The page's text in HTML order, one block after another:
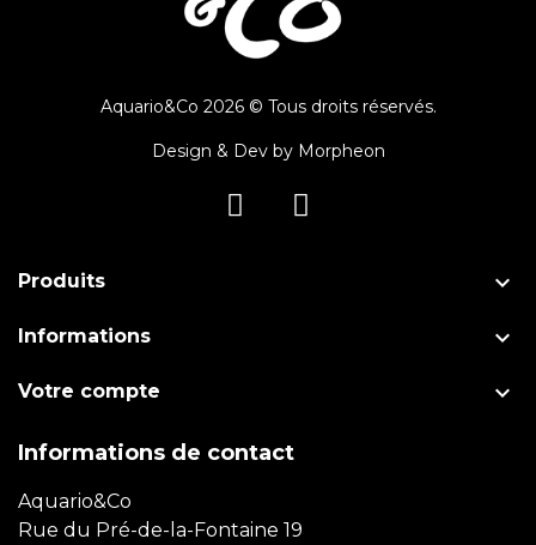
Aquario&Co 2026 © Tous droits réservés.
Design & Dev by Morpheon
Produits 
Informations 
Votre compte 
Informations de contact
Aquario&Co
Rue du Pré-de-la-Fontaine 19